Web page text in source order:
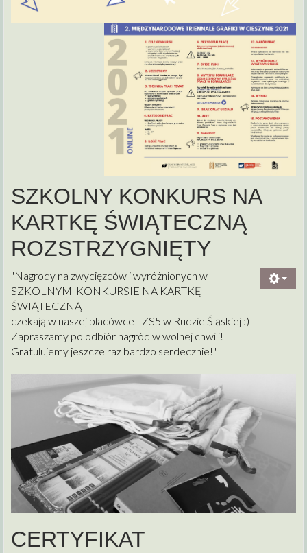
SZKOLNY KONKURS NA
KARTKĘ ŚWIĄTECZNĄ
ROZSTRZYGNIĘTY
"Nagrody na zwycięzców i wyróżnionych w
SZKOLNYM KONKURSIE NA KARTKĘ
ŚWIĄTECZNĄ
czekają w naszej placówce - ZS5 w Rudzie Śląskiej :)
Zapraszamy po odbiór nagród w wolnej chwili!
Gratulujemy jeszcze raz bardzo serdecznie!"
CERTYFIKAT